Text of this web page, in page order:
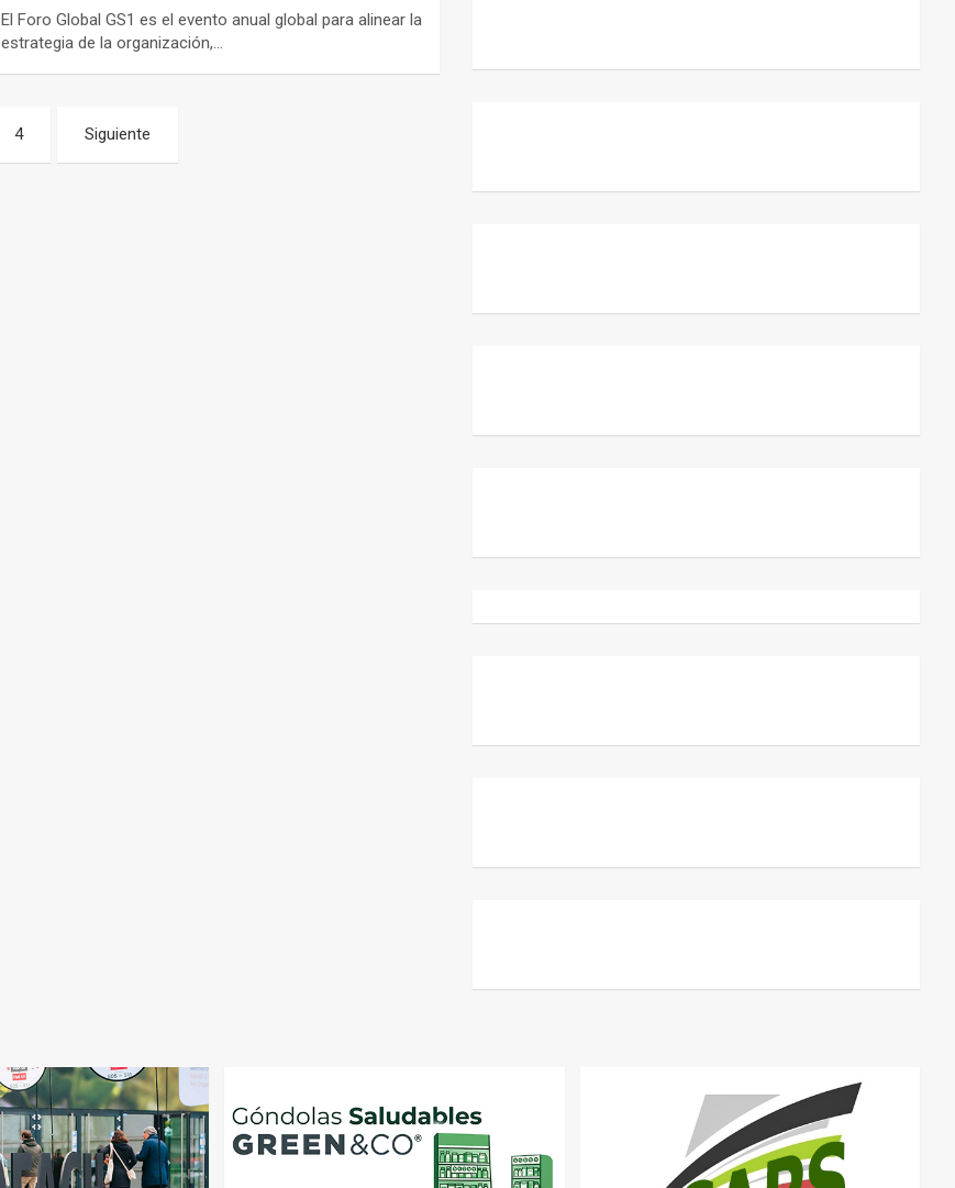
El Foro Global GS1 es el evento anual global para alinear la
estrategia de la organización,…
4 Siguiente